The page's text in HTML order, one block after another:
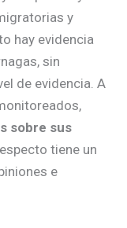
y
hay evidencia
sin
de evidencia. A
sobre sus
tiene un
e